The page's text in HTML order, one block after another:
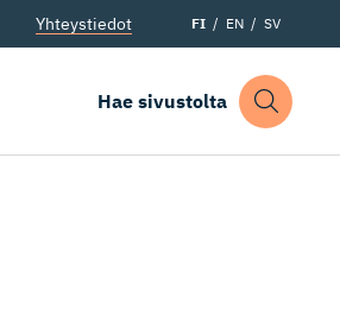
Yhteystiedot FI EN SV
Hae sivustolta